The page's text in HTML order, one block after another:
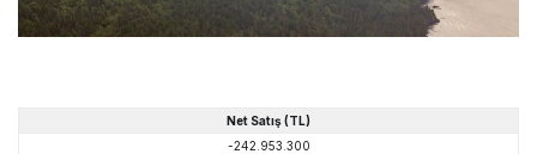
Net Satış(TL)
-242.953.300